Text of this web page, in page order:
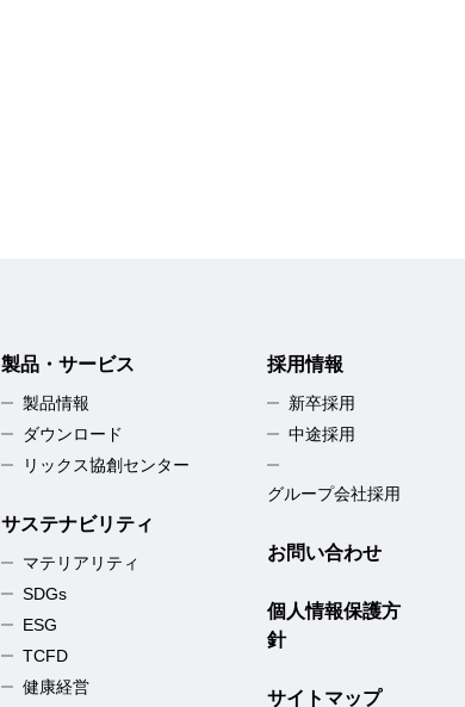
製品・サービス
製品情報
ダウンロード
リックス協創センター
サステナビリティ
マテリアリティ
SDGs
ESG
TCFD
健康経営
採用情報
新卒採用
中途採用
グループ会社採用
お問い合わせ
個人情報保護方
針
サイトマップ